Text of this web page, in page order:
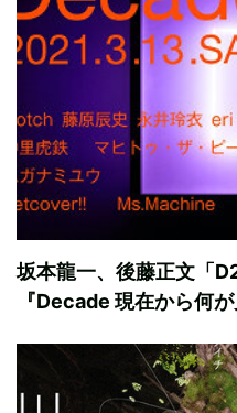
坂本龍一、後藤正文「
『Decade 現在から何が